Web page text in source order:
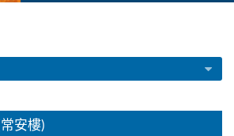
安樓)